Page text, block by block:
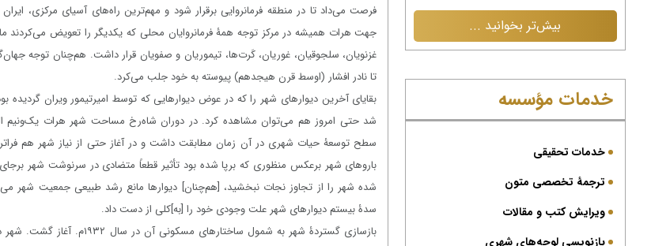
فرصت می‌داد تا در منطقه فرمانروایی برقرار شود و مهم‌ترین راه‌های آسیای مرکزی،
جهت هرات همیشه در مرکز توجه همۀ فرمانروایان محلی که یکدیگر را تعویض می‌کردند
غزنویان، سلجوقیان، غوریان، کَرت‌ها، تیموریان و صفویان قرار داشت. هم‌چنان توجه
تا نادر افشار (اوسط قرن هیجدهم) پیوسته به خود جلب می‌کرد.
بقایای آخرین دیوارهای شهر را که در عوض دیوارهایی که توسط امیرتیمور ویران گردیده
شد حتی امروز هم می‌توان مشاهده کرد. در دوران شاه‌رخ مساحت شهر هرات یک‌ونیم
سطح توسعۀ حیات شهری در آن زمان مطابقت داشت و در آغاز حتی از نیاز شهر هم
باروهای شهر برعکس منظوری که برپا شده بود تأثیر قطعاً متضادی در سرنوشت شهر
شده شهر را از تجاوز نجات نبخشید، [هم‌چنان] دیوارها مانع رشد طبیعی جمعیت شهر
سدۀ بیستم دیوارهای شهر علت وجودی خود را [به]کلی از دست داد.
بازسازی گستردۀ شهر به شمول
بیش‌تر بخوانید ... بیش‌تر بخوانید ...
خدمات مؤسسه
خدمات تحقیقی
ترجمۀ تخصصی متون
ویرایش کتب و مقالات
بازنویسی لوحه‌های شهری